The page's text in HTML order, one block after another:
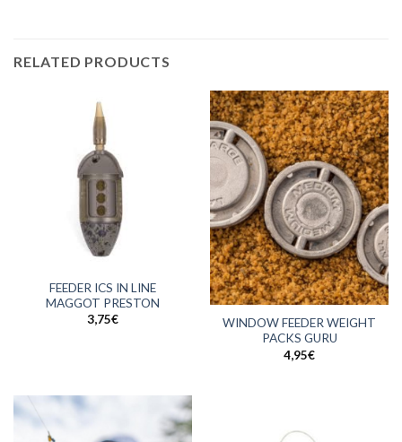
RELATED PRODUCTS
FEEDER ICS IN LINE
MAGGOT PRESTON
3,75€
WINDOW FEEDER WEIGHT
PACKS GURU
4,95€